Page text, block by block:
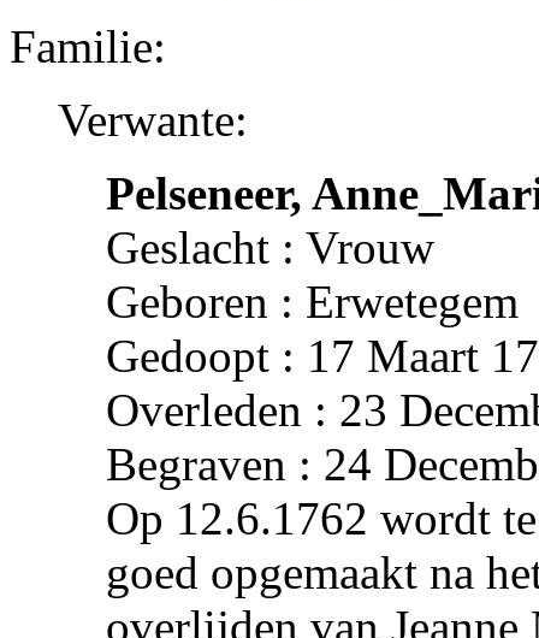
Familie:
Verwante:
Pelseneer,
Geslacht : Vrouw
Geboren : Erwetegem
Gedoopt : 17 Maart
Overleden : 23
Begraven : 24
Op 12.6.1762 wordt
goed opgemaakt na
overlijden van